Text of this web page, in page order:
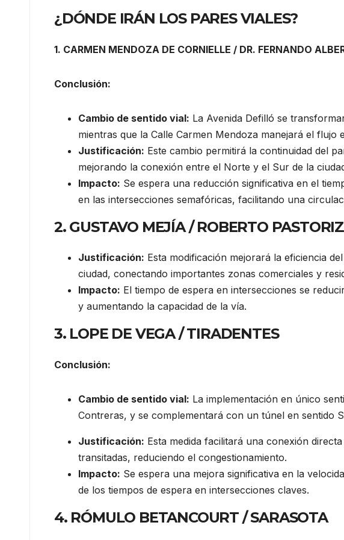
¿DÓNDE IRÁN LOS PARES VIALES?
1. CARMEN MENDOZA DE CORNIELLE / DR. FERNANDO
Conclusión:
Cambio de sentido vial: La Avenida Defilló se
mientras que la Calle Carmen Mendoza manejará el flujo
Justificación: Este cambio permitirá la continuidad del
mejorando la conexión entre el Norte y el Sur de la
Impacto: Se espera una reducción significativa en el
en las intersecciones semafóricas, facilitando una
2. GUSTAVO MEJÍA / ROBERTO
Justificación: Esta modificación mejorará la eficiencia
ciudad, conectando importantes zonas comerciales y
Impacto: El tiempo de espera en intersecciones se
y aumentando la capacidad de la vía.
3. LOPE DE VEGA / TIRADENTES
Conclusión:
Cambio de sentido vial: La implementación en único
Contreras, y se complementará con un túnel en sentido
Justificación: Esta medida facilitará una conexión
transitadas, reduciendo el congestionamiento.
Impacto: Se espera una mejora significativa en la
de los tiempos de espera en intersecciones claves.
4. RÓMULO BETANCOURT / SARASOTA